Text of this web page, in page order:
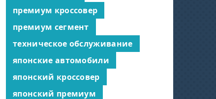
премиум кроссовер
премиум сегмент
техническое обслуживание
японские автомобили
японский кроссовер
японский премиум